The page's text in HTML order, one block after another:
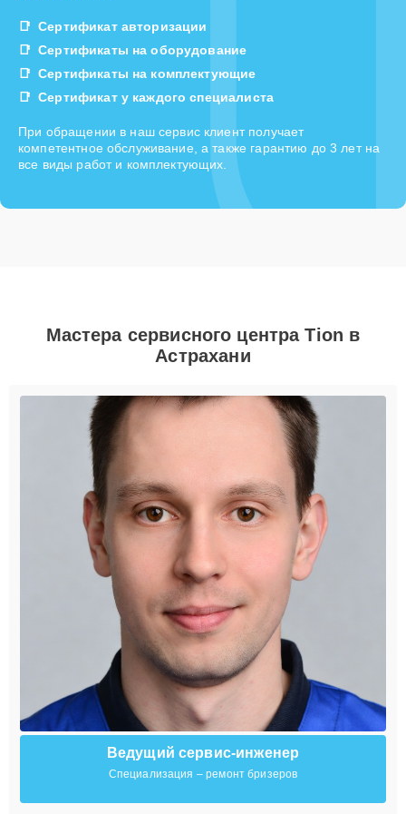
Сертификат авторизации
Сертификаты на оборудование
Сертификаты на комплектующие
Сертификат у каждого специалиста
При обращении в наш сервис клиент получает
компетентное обслуживание, а также гарантию до 3 лет на
все виды работ и комплектующих.
Мастера сервисного центра Tion в
Астрахани
Ведущий сервис-инженер
Специализация – ремонт бризеров